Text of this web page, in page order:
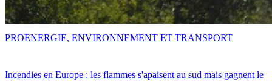
Incendies en Europe : les flammes s'apaisent au sud mais gagnent le
PROENERGIE, ENVIRONNEMENT ET TRANSPORT